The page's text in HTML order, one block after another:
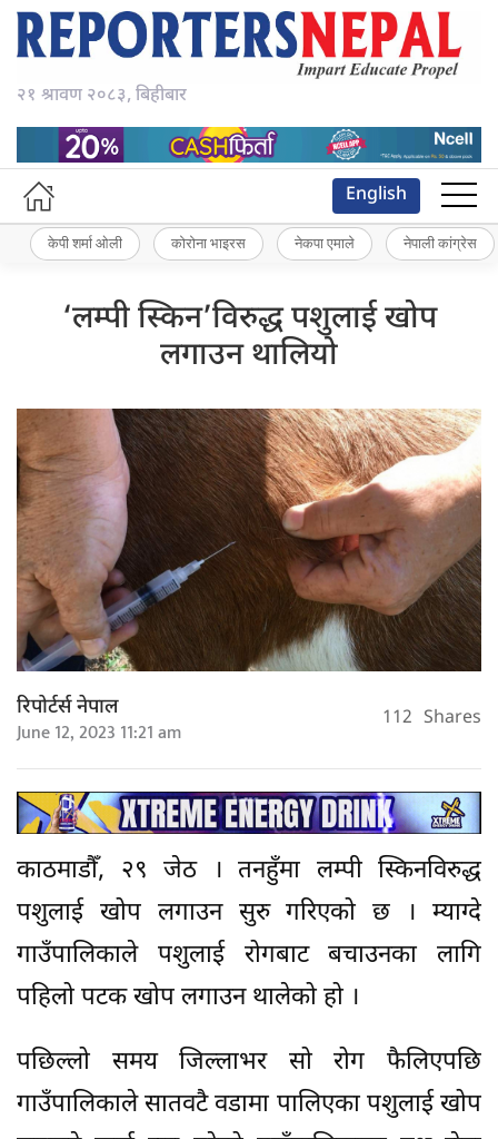
२१ श्रावण २०८३, बिहीबार
English
केपी शर्मा ओली कोरोना भाइरस नेकपा एमाले नेपाली कांग्रेस
‘लम्पी स्किन’विरुद्ध पशुलाई खोप
लगाउन थालियो
रिपोर्टर्स नेपाल
June 12, 2023 11:21 am 112 Shares
काठमाडौँ, २९ जेठ । तनहुँमा लम्पी स्किनविरुद्ध
पशुलाई खोप लगाउन सुरु गरिएको छ । म्याग्दे
गाउँपालिकाले पशुलाई रोगबाट बचाउनका लागि
पहिलो पटक खोप लगाउन थालेको हो ।
पछिल्लो समय जिल्लाभर सो रोग फैलिएपछि
गाउँपालिकाले सातवटै वडामा पालिएका पशुलाई खोप